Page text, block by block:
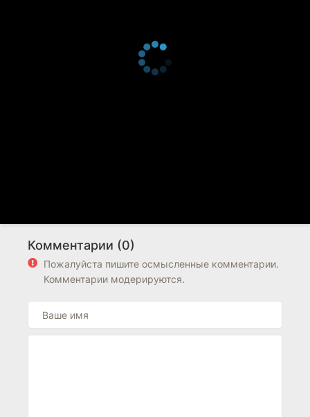
Комментарии (0)
Пожалуйста пишите осмысленные комментарии.
Комментарии модерируются.